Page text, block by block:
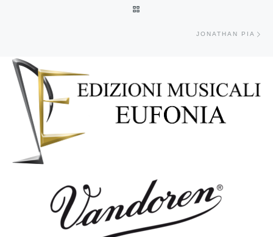
JONATHAN PIA